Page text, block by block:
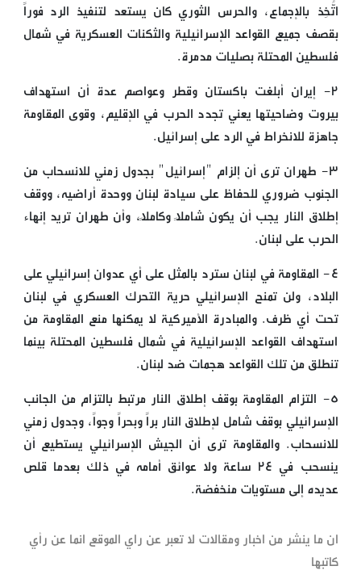
اتُّخِذ بالإجماع، والحرس الثوري كان يستعد لتنفيذ الرد فوراً
بقصف جميع القواعد الإسرائيلية والثكنات العسكرية في شمال
فلسطين المحتلة بصليات مدمرة.
٢- إيران أبلغت باكستان وقطر وعواصم عدة أن استهداف
بيروت وضاحيتها يعني تجدد الحرب في الإقليم، وقوى المقاومة
جاهزة للانخراط في الرد على إسرائيل.
٣- طهران ترى أن إلزام "إسرائيل" بجدول زمني للانسحاب من
الجنوب ضروري للحفاظ على سيادة لبنان ووحدة أراضيه، ووقف
إطلاق النار يجب أن يكون شاملاً وكاملاً، وأن طهران تريد إنهاء
الحرب على لبنان.
٤- المقاومة في لبنان سترد بالمثل على أي عدوان إسرائيلي على
البلاد، ولن تمنح الإسرائيلي حرية التحرك العسكري في لبنان
تحت أي ظرف. والمبادرة الأميركية لا يمكنها منع المقاومة من
استهداف القواعد الإسرائيلية في شمال فلسطين المحتلة بينما
تنطلق من تلك القواعد هجمات ضد لبنان.
٥- التزام المقاومة بوقف إطلاق النار مرتبط بالتزام من الجانب
الإسرائيلي بوقف شامل لإطلاق النار براً وبحراً وجواً، وجدول زمني
للانسحاب. والمقاومة ترى أن الجيش الإسرائيلي يستطيع أن
ينسحب في ٢٤ ساعة ولا عوائق أمامه في ذلك بعدما قلص
عديده إلى مستويات منخفضة.
ان ما ينشر من اخبار ومقالات لا تعبر عن راي الموقع انما عن رأي
كاتبها